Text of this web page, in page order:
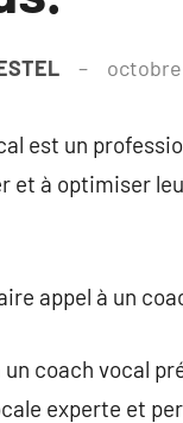
est un
et à optimiser
appel à un
un coach vocal
experte et